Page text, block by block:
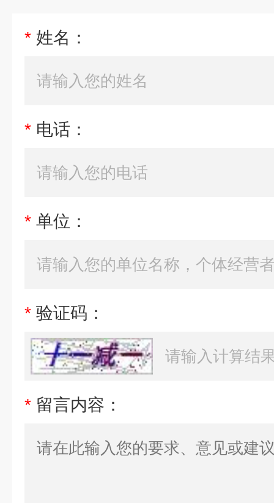
* 姓名：
* 电话：
* 单位：
* 验证码：
* 留言内容：